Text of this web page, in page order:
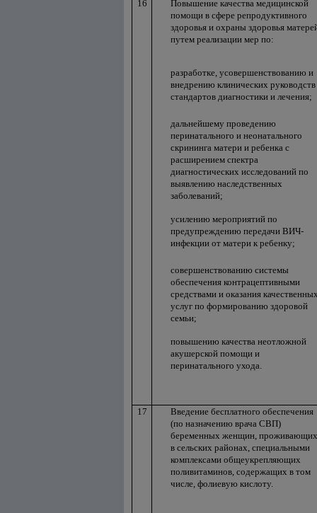
16
Повышение качества медицинской
помощи в сфере репродуктивного
здоровья и охраны здоровья
путем реализации мер по:
разработке, усовершенствованию и
внедрению клинических
стандартов диагностики и лечения;
дальнейшему проведению
перинатального и неонатального
скрининга матери и ребенка с
расширением спектра
диагностических исследований по
выявлению наследственных
заболеваний;
усилению мероприятий по
предупреждению передачи ВИЧ-
инфекции от матери к ребенку;
совершенствованию системы
обеспечения контрацептивными
средствами и оказания
услуг по формированию здоровой
семьи;
повышению качества неотложной
акушерской помощи и
перинатального ухода.
17
Введение бесплатного обеспечения
(по назначению врача СВП)
беременных женщин, проживающих
в сельских районах, специальными
комплексами общеукрепляющих
поливитаминов, содержащих в том
числе, фолиевую кислоту.